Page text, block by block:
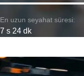
En uzun seyahat süresi:
7 s 24 dk